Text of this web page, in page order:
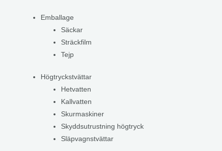
Emballage
Säckar
Sträckfilm
Tejp
Högtryckstvättar
Hetvatten
Kallvatten
Skurmaskiner
Skyddsutrustning högtryck
Släpvagnstvättar